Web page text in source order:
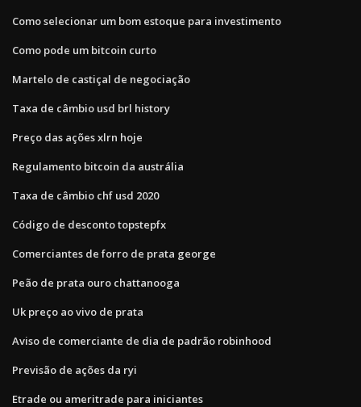
Como selecionar um bom estoque para investimento
Como pode um bitcoin curto
Martelo de castiçal de negociação
Taxa de câmbio usd brl history
Preço das ações xlrn hoje
Regulamento bitcoin da austrália
Taxa de câmbio chf usd 2020
Código de desconto topstepfx
Comerciantes de forro de prata george
Peão de prata ouro chattanooga
Uk preço ao vivo de prata
Aviso de comerciante de dia de padrão robinhood
Previsão de ações da ryi
Etrade ou ameritrade para iniciantes